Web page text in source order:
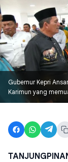
Gubernur Kepri
Karimun yang